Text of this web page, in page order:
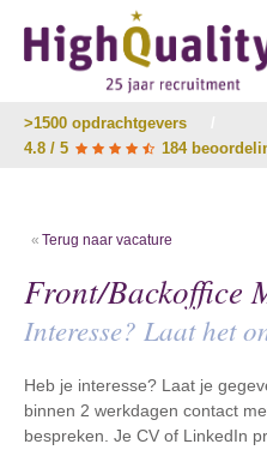
>1500 opdrachtgevers
4.8 / 5
184
Terug naar vacature
Front/Backoffice
Interesse? Laat het
Heb je interesse? Laat je
binnen 2 werkdagen contact
bespreken. Je CV of LinkedIn